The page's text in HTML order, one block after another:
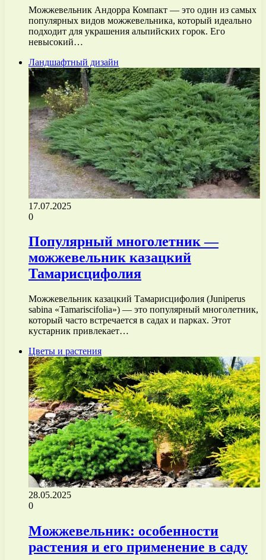
Можжевельник Андорра Компакт — это один из самых
популярных видов можжевельника, который идеально
подходит для украшения альпийских горок. Его
невысокий…
Ландшафтный дизайн
17.07.2025
0
Популярный многолетник —
можжевельник казацкий
Тамарисцифолия
Можжевельник казацкий Тамарисцифолия (Juniperus
sabina «Tamariscifolia») — это популярный многолетник,
который часто встречается в садах и парках. Этот
кустарник привлекает…
Цветы и растения
28.05.2025
0
Можжевельник: особенности
растения и его применение в саду